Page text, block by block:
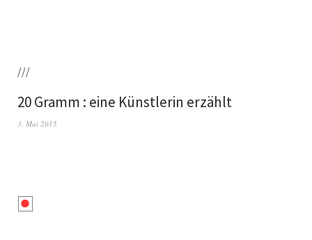
///
20 Gramm : eine Künstlerin erzählt
3. Mai 2015